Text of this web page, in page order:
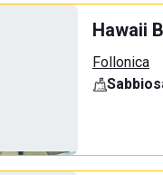
Hawaii
Follonica